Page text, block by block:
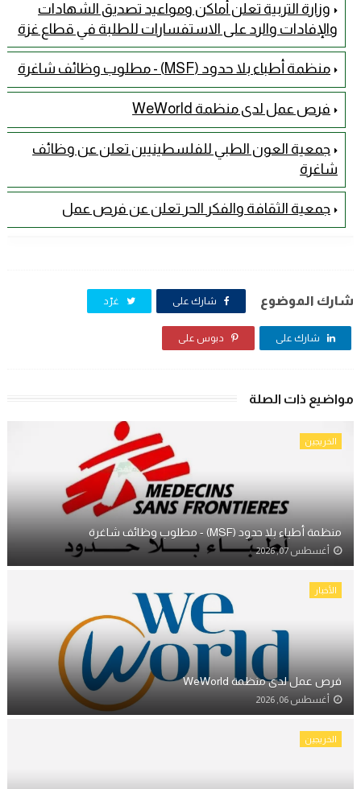
وزارة التربية تعلن أماكن ومواعيد تصديق الشهادات
والإفادات والرد على الاستفسارات للطلبة في قطاع غزة
منظمة أطباء بلا حدود (MSF) - مطلوب وظائف شاغرة
فرص عمل لدى منظمة WeWorld
جمعية العون الطبي للفلسطينيين تعلن عن وظائف
شاغرة
جمعية الثقافة والفكر الحر تعلن عن فرص عمل
شارك الموضوع شارك على غرّد
شارك على دبوس على
مواضيع ذات الصلة
الخريجين
منظمة أطباء بلا حدود (MSF) - مطلوب وظائف شاغرة
أغسطس 07, 2026
الأخبار
فرص عمل لدى منظمة WeWorld
أغسطس 06, 2026
الخريجين